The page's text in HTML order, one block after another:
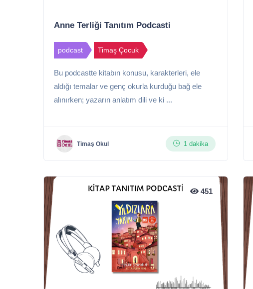
Anne Terliği Tanıtım Podcasti
podcast Timaş Çocuk
Bu podcastte kitabın konusu, karakterleri, ele
aldığı temalar ve genç okurla kurduğu bağ ele
alınırken; yazarın anlatım dili ve ki ...
Timaş Okul 1 dakika
451